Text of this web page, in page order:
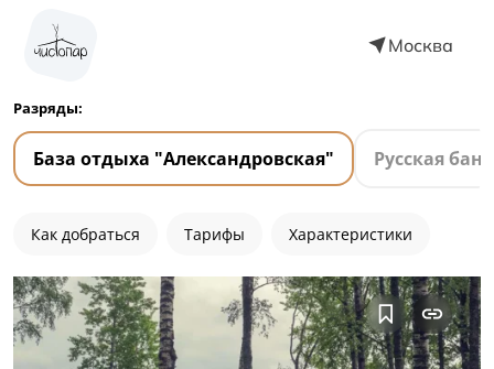
Москва
Разряды:
База отдыха "Александровская" Русская баня
Как добраться Тарифы Характеристики